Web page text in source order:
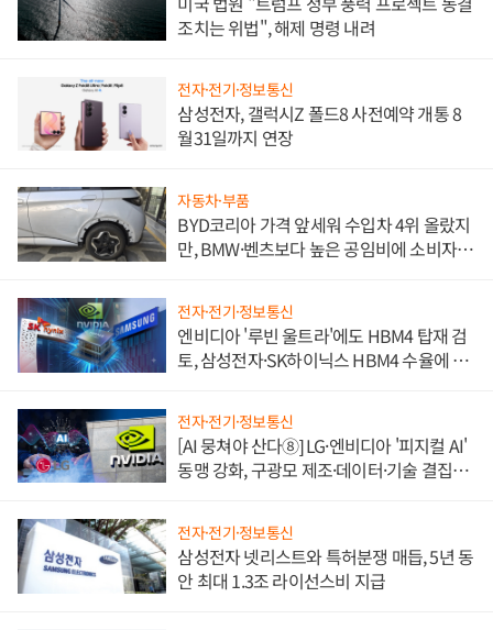
조치는 위법", 해제 명령 내려
전자·전기·정보통신
삼성전자, 갤럭시Z 폴드8 사전예약 개통 8
월31일까지 연장
자동차·부품
BYD코리아 가격 앞세워 수입차 4위 올랐지
만, BMW·벤츠보다 높은 공임비에 소비자
전자·전기·정보통신
엔비디아 '루빈 울트라'에도 HBM4 탑재 검
토, 삼성전자·SK하이닉스 HBM4 수율에 주
전자·전기·정보통신
[AI 뭉쳐야 산다⑧] LG·엔비디아 '피지컬 AI'
동맹 강화, 구광모 제조·데이터·기술 결집
전자·전기·정보통신
삼성전자 넷리스트와 특허분쟁 매듭, 5년 동
안 최대 1.3조 라이선스비 지급